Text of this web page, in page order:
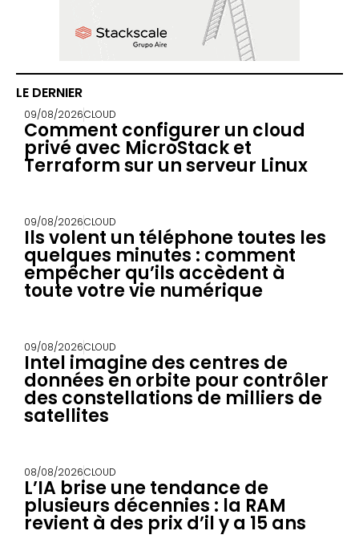
LE DERNIER
09/08/2026CLOUD
Comment configurer un cloud
privé avec MicroStack et
Terraform sur un serveur Linux
09/08/2026CLOUD
Ils volent un téléphone toutes les
quelques minutes : comment
empêcher qu’ils accèdent à
toute votre vie numérique
09/08/2026CLOUD
Intel imagine des centres de
données en orbite pour contrôler
des constellations de milliers de
satellites
08/08/2026CLOUD
L’IA brise une tendance de
plusieurs décennies : la RAM
revient à des prix d’il y a 15 ans